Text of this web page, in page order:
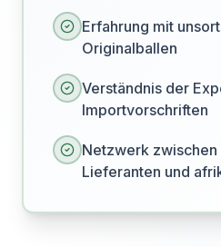
Erfahrung mit
Originalballen
Verständnis der
Importvorschriften
Netzwerk zwischen
Lieferanten und